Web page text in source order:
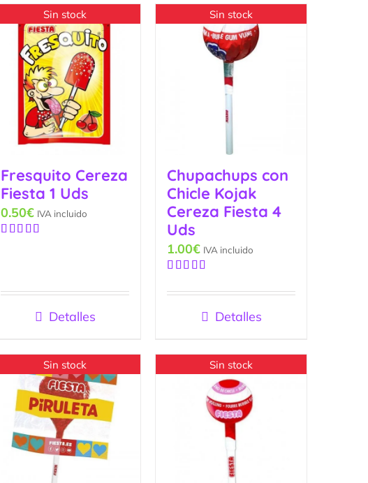
Sin stock
Fresquito Cereza
Fiesta 1 Uds
0.50€ IVA incluido
Detalles
Sin stock
Chupachups con
Chicle Kojak
Cereza Fiesta 4
Uds
con4.67de
1.00€ IVA incluido
Detalles
Sin stock Sin stock